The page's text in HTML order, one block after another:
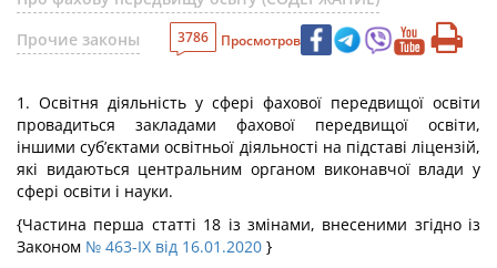
Прочие законы
3786 Просмотров
1. Освітня діяльність у сфері фахової передвищої освіти
провадиться закладами фахової передвищої освіти,
іншими суб’єктами освітньої діяльності на підставі ліцензій,
які видаються центральним органом виконавчої влади у
сфері освіти і науки.
{Частина перша статті 18 із змінами, внесеними згідно із
Законом № 463-IX від 16.01.2020 }